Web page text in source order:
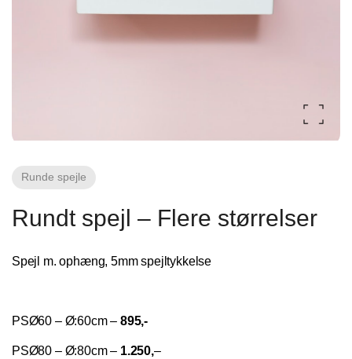
Runde spejle
Rundt spejl – Flere størrelser
Spejl m. ophæng, 5mm spejltykkelse
PSØ60 – Ø:60cm –895,-
PSØ80 – Ø:80cm – 1.250,–
Gartnerivej 2, 7500 Holstebro,